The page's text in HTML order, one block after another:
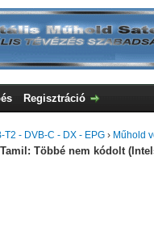
Regisztráció
T2 - DVB-C - DX - EPG › Műhold
Többé nem kódolt